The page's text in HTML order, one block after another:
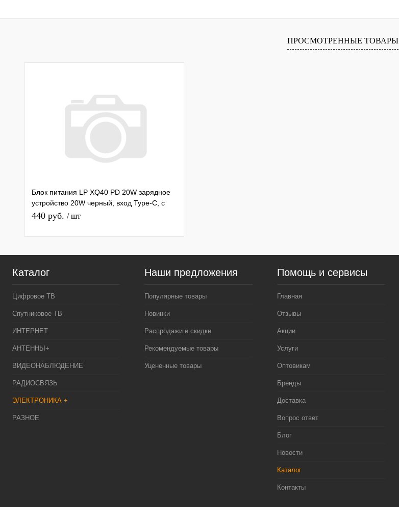
ПРОСМОТРЕННЫЕ ТОВАРЫ
Блок питания LP XQ40 PD 20W зарядное
устройство 20W черный, вход Type-C, с
кабелем Type-C - Type-C
440 руб. / шт
Каталог
Цифровое ТВ
Спутниковое ТВ
ИНТЕРНЕТ
АНТЕННЫ+
ВИДЕОНАБЛЮДЕНИЕ
РАДИОСВЯЗЬ
ЭЛЕКТРОНИКА +
РАЗНОЕ
Наши предложения
Популярные товары
Новинки
Распродажи и скидки
Рекомендуемые товары
Уцененные товары
Помощь и сервисы
Главная
Отзывы
Акции
Услуги
Оптовикам
Бренды
Доставка
Вопрос ответ
Блог
Новости
Каталог
Контакты